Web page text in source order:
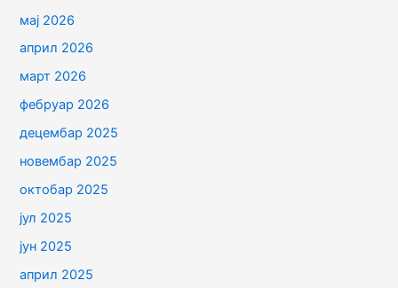
мај 2026
април 2026
март 2026
фебруар 2026
децембар 2025
новембар 2025
октобар 2025
јул 2025
јун 2025
април 2025